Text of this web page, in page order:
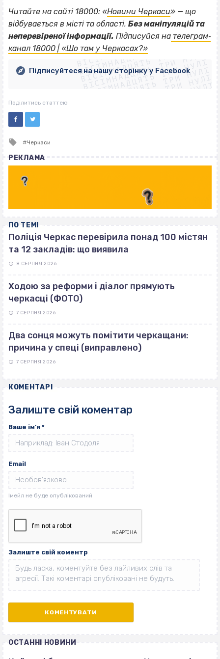
Читайте на сайті 18000: «Новини Черкаси» — що
відбувається в місті та області. Без маніпуляцій та
неперевіреної інформації. Підписуйся на телеграм‐
канал 18000 | «Шо там у Черкасах?»
ВІСІМНАДЦЯТЬ ТРИ НУЛІ
ВІСІМНАДЦЯТЬ ТРИ НУЛІ
ВІСІМНАДЦЯТЬ ТРИ НУЛІ
ВІСІМНАДЦЯТЬ ТРИ НУЛІ
ВІСІМНАДЦЯТЬ ТРИ НУЛІ
ВІСІМНАДЦЯТЬ ТРИ НУЛІ
ВІСІМНАДЦЯТЬ ТРИ НУЛІ
ВІСІМНАДЦЯТЬ ТРИ НУЛІ
Підписуйтеся на нашу сторінку у Facebook
Поділитись статтею
Tagged
Черкаси
РЕКЛАМА
ПО ТЕМІ
Поліція Черкас перевірила понад 100 містян
та 12 закладів: що виявила
8 СЕРПНЯ 2026
Ходою за реформи і діалог прямують
черкасці (ФОТО)
7 СЕРПНЯ 2026
Два сонця можуть помітити черкащани:
причина у спеці (виправлено)
7 СЕРПНЯ 2026
КОМЕНТАРІ
Залиште свій коментар
Ваше ім'я *
Email
Залиште свій коментр
ОСТАННІ НОВИНИ